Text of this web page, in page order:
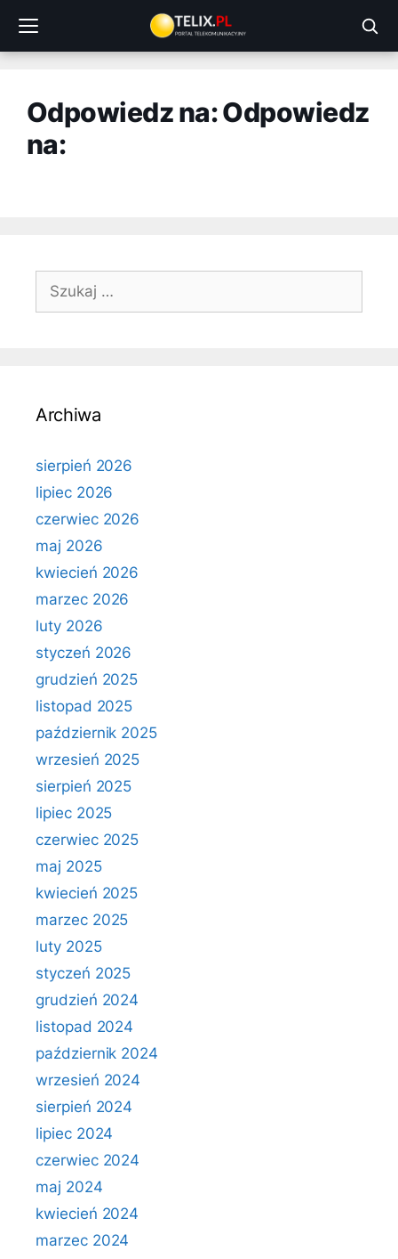
treści
Odpowiedz na: Odpowiedz
na:
Szukaj:
Archiwa
sierpień 2026
lipiec 2026
czerwiec 2026
maj 2026
kwiecień 2026
marzec 2026
luty 2026
styczeń 2026
grudzień 2025
listopad 2025
październik 2025
wrzesień 2025
sierpień 2025
lipiec 2025
czerwiec 2025
maj 2025
kwiecień 2025
marzec 2025
luty 2025
styczeń 2025
grudzień 2024
listopad 2024
październik 2024
wrzesień 2024
sierpień 2024
lipiec 2024
czerwiec 2024
maj 2024
kwiecień 2024
marzec 2024